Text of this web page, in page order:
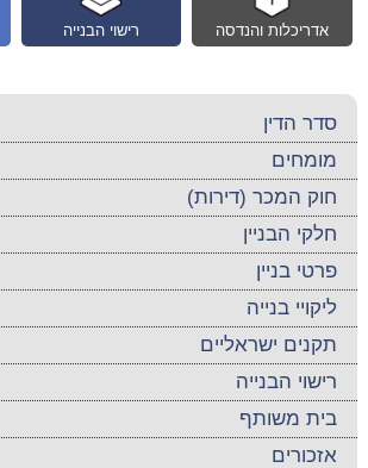
רישוי הבנייה אדריכלות והנדסה
סדר הדין
מומחים
חוק המכר (דירות)
חלקי הבניין
פרטי בניין
ליקויי בנייה
תקנים ישראליים
רישוי הבנייה
בית משותף
אזכורים